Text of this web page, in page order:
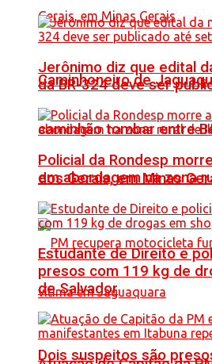
Caminhoneiro de
caminhão tombar entre
dos Gerais, em Minas
Dois suspeitos são
Jerônimo diz que edital
da BR-324 deve ser
Policial da Rondesp
em abordagem na zona
Estudante de Direito e
presos com 119 kg de
de Salvador